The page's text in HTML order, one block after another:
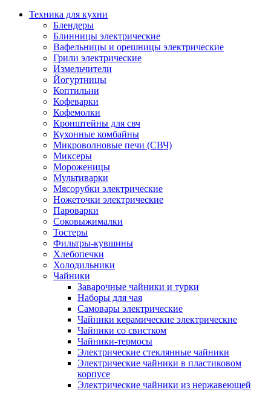
Техника для кухни
Блендеры
Блинницы электрические
Вафельницы и орешницы электрические
Грили электрические
Измельчители
Йогуртницы
Коптильни
Кофеварки
Кофемолки
Кронштейны для свч
Кухонные комбайны
Микроволновые печи (СВЧ)
Миксеры
Мороженицы
Мультиварки
Мясорубки электрические
Ножеточки электрические
Пароварки
Соковыжималки
Тостеры
Фильтры-кувшины
Хлебопечки
Холодильники
Чайники
Заварочные чайники и турки
Наборы для чая
Самовары электрические
Чайники керамические электрические
Чайники со свистком
Чайники-термосы
Электрические стеклянные чайники
Электрические чайники в пластиковом
корпусе
Электрические чайники из нержавеющей